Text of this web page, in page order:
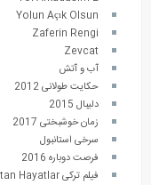
Yolun Açık Olsun
Zaferin Rengi
Zevcat
آب و آتش
حکایت طولانی 2012
دلیبال 2015
زمان خوشبختی 2017
سرخی استانبول
فرصت دوباره 2016
فیلم ترکی Kagittan Hayatlar (زندگی های کاغذی)